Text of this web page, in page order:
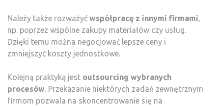
Należy także rozważyć współpracę z innymi firmami,
np. poprzez wspólne zakupy materiałów czy usług.
Dzięki temu można negocjować lepsze ceny i
zmniejszyć koszty jednostkowe.
Kolejną praktyką jest outsourcing wybranych
procesów. Przekazanie niektórych zadań zewnętrznym
firmom pozwala na skoncentrowanie się na